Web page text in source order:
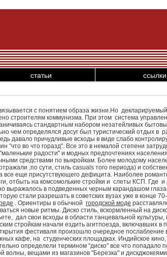
статьи ссылки
с понятием образа жизни.Но
строителям коммунизма. При этом система
стандартным набором незатейливых
чем определялся досуг был туристический отдых в
давало причудливые всходы в виде слабо
"что во что горазд". Все это в немалой степени
радости" и модных предпочтениях
средствами по выкройкам. Более молодому
,по сути, стиль casuals того периода) и
все еще присутствующего дефицита. Наиболее
отбыть на комсомолькие стройки и слеты КСП. Где и
выражалось в подведенных черным карандашом
стали разрешать в советских вузах уже в конце
. Ориентиры в обычной городской моде
новые ритмы. Диско стиль, вскормленный на
дал свои всходы в области танцевальной культуры,
стройкам начали ездить агитпоезда, включавших
фестиваля произошло очередное послабление
кафе, на студенческих площадках. Индийское
определели термином "диско" все что
волны, вещами из магазинов "Березка" и